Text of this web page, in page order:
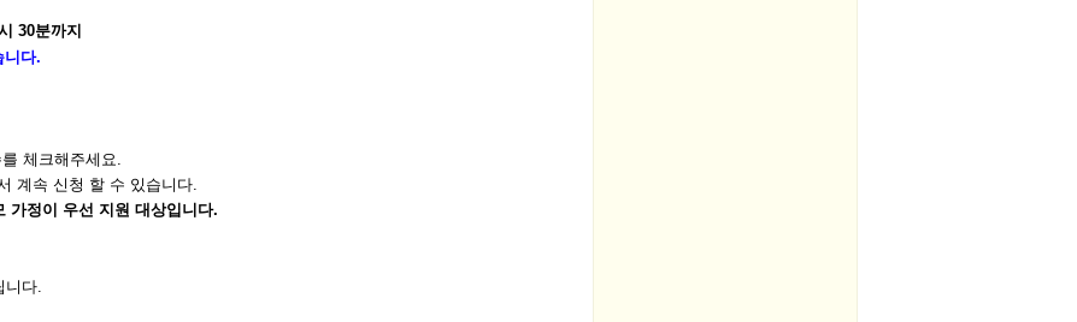
30분까지
니다.
체크해주세요
계속 신청 할 수 있습니다
가정이 우선 지원 대상입니다.
니다